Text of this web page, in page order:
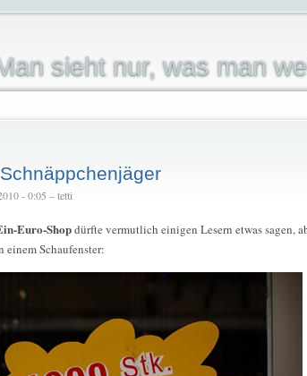
sieht nur, was man
- 0:05 – tetti
Euro-Shopdürfte vermutlich einigen Lesern etwas sagen,
einem Schaufenster: